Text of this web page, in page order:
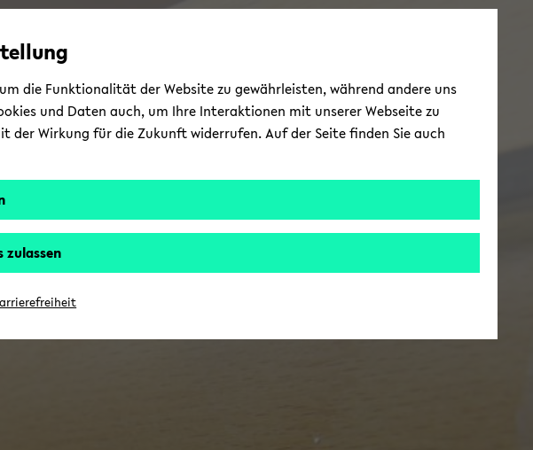
die Funktionalität der Website zu gewährleisten, während andere uns
und Daten auch, um Ihre Interaktionen mit unserer Webseite zu
der Wirkung für die Zukunft widerrufen. Auf der Seite finden Sie auch
zulassen